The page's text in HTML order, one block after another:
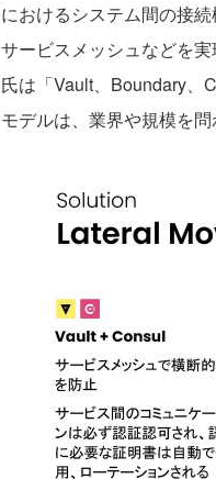
におけるシステム間の接
サービスメッシュなどを
氏は「Vault、Boundary、
モデルは、業界や規模を